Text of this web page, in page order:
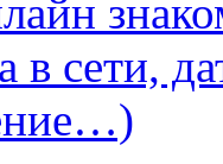
в сети,